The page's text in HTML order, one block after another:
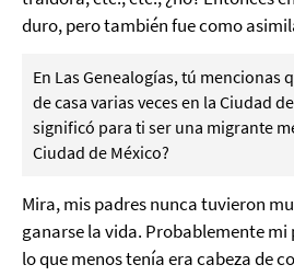
duro, pero también fue como
En Las Genealogías, tú mencionas
de casa varias veces en la Ciudad
significó para ti ser una migrante
Ciudad de México?
Mira, mis padres nunca tuvieron
ganarse la vida. Probablemente
lo que menos tenía era cabeza de